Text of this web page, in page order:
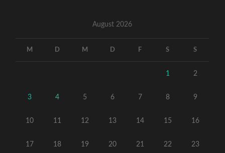
August 2026
M D M D F S S
1 2
3 4 5 6 7 8 9
10 11 12 13 14 15 16
17 18 19 20 21 22 23